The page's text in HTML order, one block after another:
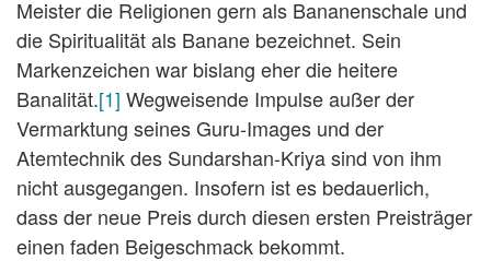
Meister die Religionen gern als Bananenschale und
die Spiritualität als Banane bezeichnet. Sein
Markenzeichen war bislang eher die heitere
Banalität.[1] Wegweisende Impulse außer der
Vermarktung seines Guru-Images und der
Atemtechnik des Sundarshan-Kriya sind von ihm
nicht ausgegangen. Insofern ist es bedauerlich,
dass der neue Preis durch diesen ersten Preisträger
einen faden Beigeschmack bekommt.